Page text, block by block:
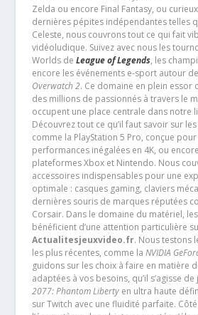
Zelda ou encore Final Fantasy, ou
dernières pépites indépendantes telles
Celeste, nous couvrons tout ce qui fait
vidéoludique. Suivez avec nous les
Worlds de League of Legends, les
encore les événements e-sport autour de
Overwatch 2. Ce domaine en plein essor
des millions de passionnés à travers le
occupent une place centrale dans notre
Découvrez tout ce qu’il faut savoir sur
comme la PlayStation 5 Pro, conçue
performances inégalées en 4K, ou
plateformes Xbox et Nintendo. Nous
accessoires indispensables pour une
optimale : casques gaming, claviers
dernières souris de marques réputées
Corsair. Dans le domaine du matériel,
bénéficient d’une attention particulière
Actualitesjeuxvideo.fr. Nous testons
les plus récentes, comme la NVIDIA
guidons sur les choix à faire en matière
adaptées à vos besoins, qu’il s’agisse de
2077: Phantom Libertyen ultra haute
sur Twitch avec une fluidité parfaite.